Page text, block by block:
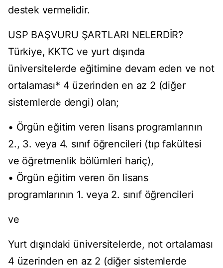
destek vermelidir.
USP BAŞVURU ŞARTLARI NELERDİR?
Türkiye, KKTC ve yurt dışında
üniversitelerde eğitimine devam eden ve not
ortalaması* 4 üzerinden en az 2 (diğer
sistemlerde dengi) olan;
• Örgün eğitim veren lisans programlarının
2., 3. veya 4. sınıf öğrencileri (tıp fakültesi
ve öğretmenlik bölümleri hariç),
• Örgün eğitim veren ön lisans
programlarının 1. veya 2. sınıf öğrencileri
ve
Yurt dışındaki üniversitelerde, not ortalaması
4 üzerinden en az 2 (diğer sistemlerde